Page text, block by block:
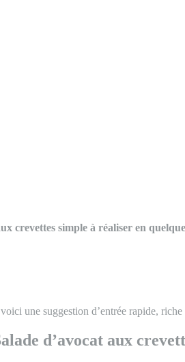
crevettes simple à réaliser en
une suggestion d’entrée rapide,
d’avocat aux